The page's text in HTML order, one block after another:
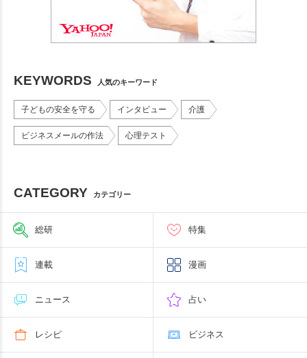
KEYWORDS 人気のキーワード
子どもの安全を守る インタビュー 介護
ビジネスメールの作法 心理テスト
CATEGORY カテゴリー
総研 特集
連載 漫画
ニュース 占い
レシピ ビジネス